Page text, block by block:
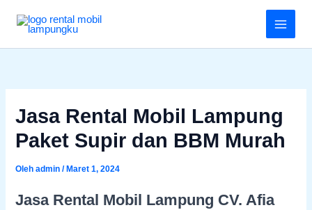
Jasa Rental Mobil Lampung
Paket Supir dan BBM Murah
Olehadmin/ Maret 1, 2024
Jasa Rental Mobil Lampung CV. Afia